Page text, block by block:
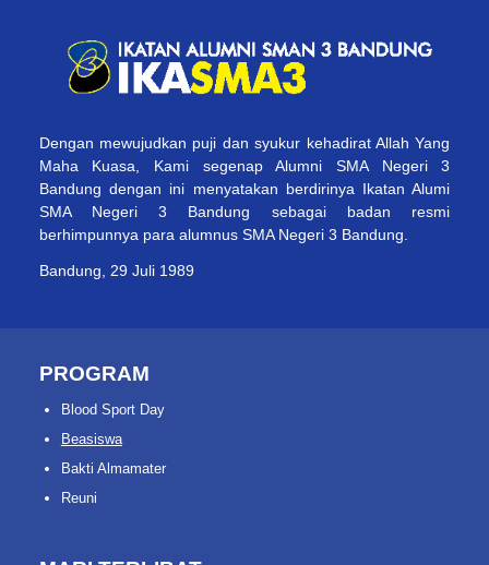
Dengan mewujudkan puji dan syukur kehadirat Allah Yang
Maha Kuasa, Kami segenap Alumni SMA Negeri 3
Bandung dengan ini menyatakan berdirinya Ikatan Alumi
SMA Negeri 3 Bandung sebagai badan resmi
berhimpunnya para alumnus SMA Negeri 3 Bandung.
Bandung, 29 Juli 1989
PROGRAM
Blood Sport Day
Beasiswa
Bakti Almamater
Reuni